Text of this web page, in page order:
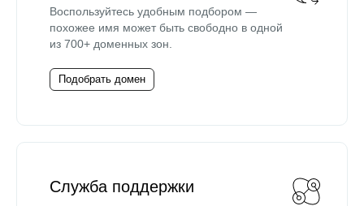
Воспользуйтесь удобным подбором —
похожее имя может быть свободно в одной
из 700+ доменных зон.
Подобрать домен
Служба поддержки